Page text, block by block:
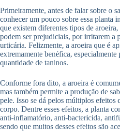
Primeiramente, antes de falar sobre o
conhecer um pouco sobre essa planta
que existem diferentes tipos de
podem ser prejudiciais, por irritarem a
urticária. Felizmente, a aroeira que é
extremamente benéfica,
quantidade de taninos.
Conforme fora dito, a aroeira é
mas também permite a produção de
pele. Isso se dá pelos múltiplos efeitos
corpo. Dentre esses efeitos, a planta
anti-inflamatório, anti-bactericida,
sendo que muitos desses efeitos são